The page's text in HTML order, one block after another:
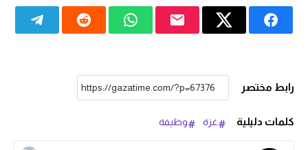
رابط مختصر
كلمات دليلية غزة وظيفة